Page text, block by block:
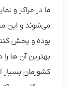
ما در مراکز و
می‌شوند و این
بوده و پخش
بهترین آن ها
کشورمان